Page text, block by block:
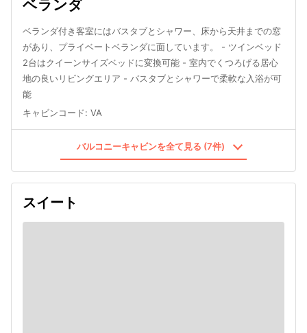
ベランダ
ベランダ付き客室にはバスタブとシャワー、床から天井までの窓
があり、プライベートベランダに面しています。 - ツインベッド
2台はクイーンサイズベッドに変換可能 - 室内でくつろげる居心
地の良いリビングエリア - バスタブとシャワーで柔軟な入浴が可
能
キャビンコード: VA
バルコニーキャビンを全て見る (7件)
スイート